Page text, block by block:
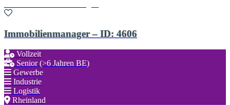
Immobilienmanager – ID: 4606
Vollzeit
Senior (>6 Jahren BE)
Gewerbe
Industrie
Logistik
Rheinland